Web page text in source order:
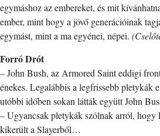
egymáshoz az embereket, és mit
ember, mint hogy a jövő generációinak
egymást, mint a ma egyénei, népei.
Forró Drót
– John Bush, az Armored Saint eddigi
énekes. Legalábbis a legfrissebb pletykák
utóbbi időben sokan látták együtt John
– Ugyancsak pletykák szólnak arról, hogy
kikerült a Slayerből…